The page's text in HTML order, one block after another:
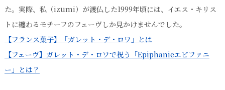
た。実際、私（izumi）が渡仏した1999年頃には、イエス・キリス
トに纏わるモチーフのフェーヴしか見かけませんでした。
【フランス菓子】「ガレット・デ・ロワ」とは
【フェーヴ】ガレット・デ・ロワで祝う「Epiphanieエピファニ
ー」とは？